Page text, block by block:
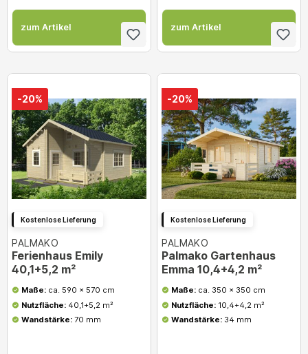
zum Artikel zum Artikel
-20%
Kostenlose Lieferung
PALMAKO
Ferienhaus Emily
40,1+5,2 m²
Maße: ca. 590 x 570 cm
Nutzfläche: 40,1+5,2 m²
Wandstärke:70 mm
-20%
Kostenlose Lieferung
PALMAKO
Palmako Gartenhaus
Emma 10,4+4,2 m²
Maße: ca. 350 x 350 cm
Nutzfläche: 10,4+4,2 m²
Wandstärke:34 mm